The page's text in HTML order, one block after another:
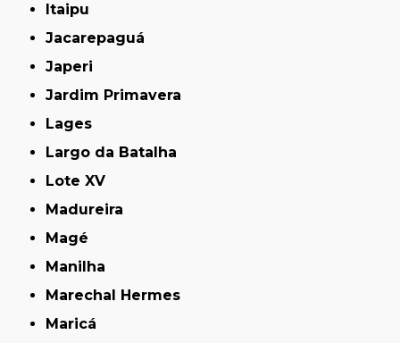
Itaipu
Jacarepaguá
Japeri
Jardim Primavera
Lages
Largo da Batalha
Lote XV
Madureira
Magé
Manilha
Marechal Hermes
Maricá